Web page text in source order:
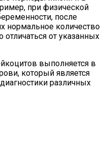
при физической
после
нормальное количество
от указанных
выполняется в
который является
различных